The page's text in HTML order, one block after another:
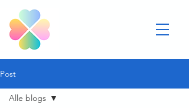
Post
Alle blogs